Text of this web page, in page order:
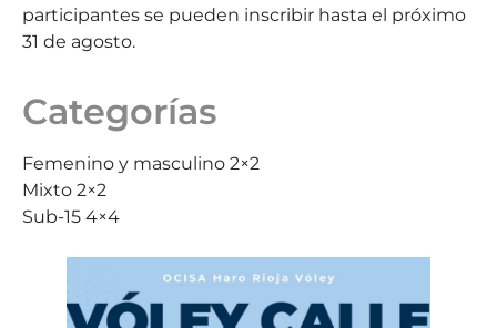
participantes se pueden inscribir hasta el próximo
31 de agosto.
Categorías
Femenino y masculino 2×2
Mixto 2×2
Sub-15 4×4